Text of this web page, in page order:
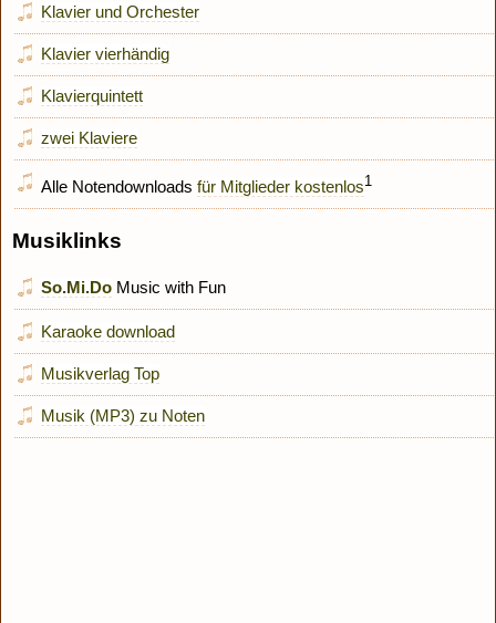
Klavier und Orchester
Klavier vierhändig
Klavierquintett
zwei Klaviere
Alle Notendownloads für Mitglieder kostenlos1
Musiklinks
So.Mi.Do Music with Fun
Karaoke download
Musikverlag Top
Musik (MP3) zu Noten